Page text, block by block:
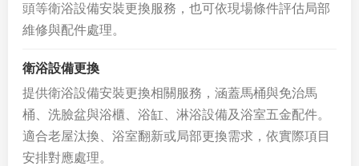
頭等衛浴設備安裝更換服務，也可依現場條件評估局部
維修與配件處理。
衛浴設備更換
提供衛浴設備安裝更換相關服務，涵蓋馬桶與免治馬
桶、洗臉盆與浴櫃、浴缸、淋浴設備及浴室五金配件。
適合老屋汰換、浴室翻新或局部更換需求，依實際項目
安排對應處理。